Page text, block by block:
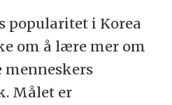
Roesgaard
popularitet i Korea
om å lære mer om
menneskers
Målet er